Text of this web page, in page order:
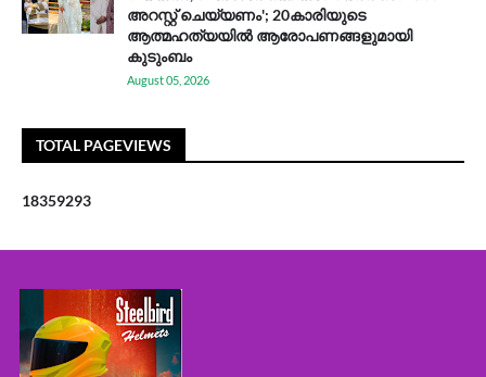
അറസ്റ്റ് ചെയ്യണം'; 20കാരിയുടെ
ആത്മഹത്യയിൽ ആരോപണങ്ങളുമായി
കുടുംബം
August 05, 2026
TOTAL PAGEVIEWS
18359293